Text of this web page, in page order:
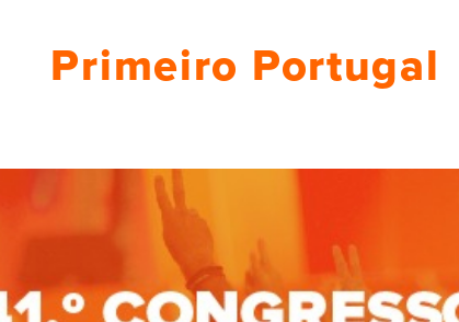
Primeiro Portugal